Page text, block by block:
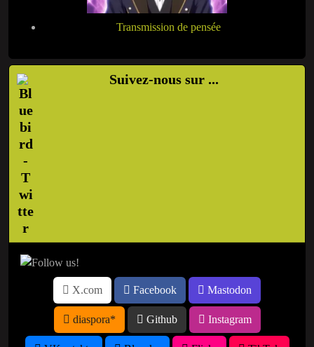
Transmission de pensée
Suivez-nous sur ...
X.com Facebook Mastodon
diaspora* Github Instagram